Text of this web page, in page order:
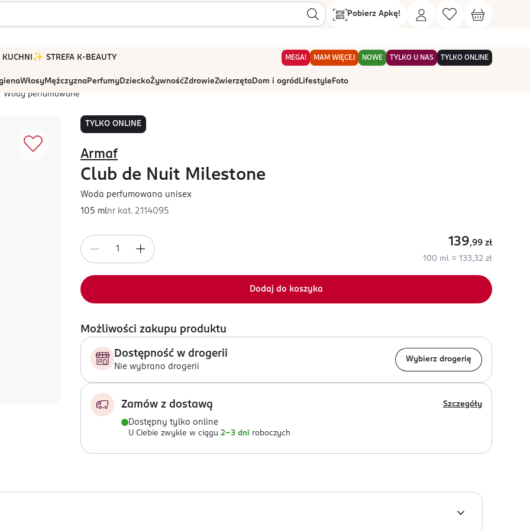
Pobierz Apkę!
KUCHNI ✨ STREFA K-BEAUTY MEGA! MAM WIĘCEJ NOWE TYLKO U NAS TYLKO ONLINE
WłosyMężczyznaPerfumyDzieckoŻywnośćZdrowieZwierzętaDom i ogród Lifestyle Foto
Wody perfumowane
TYLKO ONLINE
Armaf
Club de Nuit Milestone
Woda perfumowana unisex
105 mlnr kat. 2114095
139,99 zł
100 ml = 133,32 zł
Dodaj do koszyka
Możliwości zakupu produktu
Dostępność w drogerii
Nie wybrano drogerii
Wybierz drogerię
Zamów z dostawą Szczegóły
Dostępny tylko online
U Ciebie zwykle w ciągu 2-3 dni roboczych